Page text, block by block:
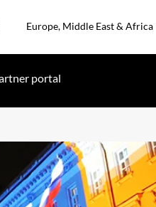
Europe, Middle East & Africa
portal